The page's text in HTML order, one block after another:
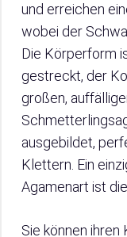
und erreichen
wobei der
Die Körperform
gestreckt, der
großen,
ausgebildet,
Klettern. Ein
Agamenart ist
Sie können